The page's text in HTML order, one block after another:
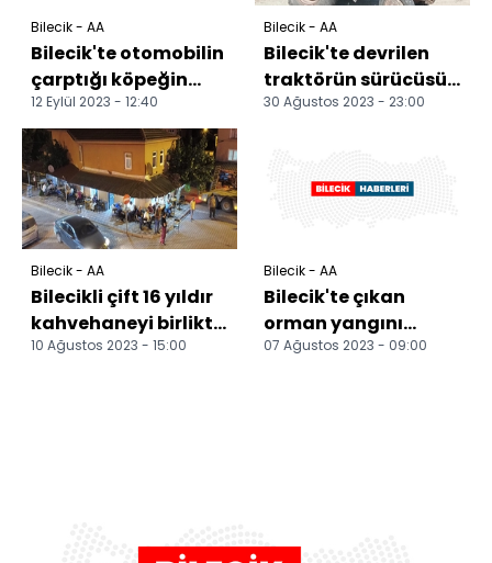
Bilecik - AA
Bilecik'te otomobilin
çarptığı köpeğin
bacağı alçıya alındı
12 Eylül 2023 - 12:40
Bilecik - AA
Bilecik'te devrilen
traktörün sürücüsü
yaralandı
30 Ağustos 2023 - 23:00
Bilecik - AA
Bilecikli çift 16 yıldır
kahvehaneyi birlikte
işletiyor
10 Ağustos 2023 - 15:00
Bilecik - AA
Bilecik'te çıkan
orman yangını
kontrol altına alındı
07 Ağustos 2023 - 09:00